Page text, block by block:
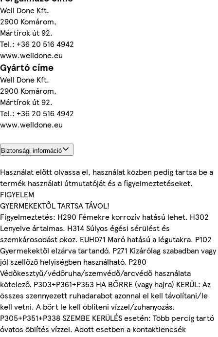
Well Done Kft.
2900 Komárom,
Mártírok út 92.
Tel.: +36 20 516 4942
www.welldone.eu
Gyártó címe
Well Done Kft.
2900 Komárom,
Mártírok út 92.
Tel.: +36 20 516 4942
www.welldone.eu
Biztonsági információ
Használat előtt olvassa el, használat közben pedig tartsa be a
termék használati útmutatóját és a figyelmeztetéseket.
FIGYELEM
GYERMEKEKTŐL TARTSA TÁVOL!
Figyelmeztetés: H290 Fémekre korrozív hatású lehet. H302
Lenyelve ártalmas. H314 Súlyos égési sérülést és
szemkárosodást okoz. EUH071 Maró hatású a légutakra. P102
Gyermekektől elzárva tartandó. P271 Kizárólag szabadban vagy
jól szellőző helyiségben használható. P280
Védőkesztyű/védőruha/szemvédő/arcvédő használata
kötelező. P303+P361+P353 HA BŐRRE (vagy hajra) KERÜL: Az
összes szennyezett ruhadarabot azonnal el kell távolítani/le
kell vetni. A bőrt le kell öblíteni vízzel/zuhanyozás.
P305+P351+P338 SZEMBE KERÜLÉS esetén: Több percig tartó
óvatos öblítés vízzel. Adott esetben a kontaktlencsék